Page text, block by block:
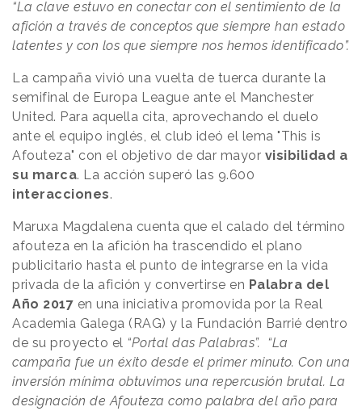
“La clave estuvo en conectar con el sentimiento de la
afición a través de conceptos que siempre han estado
latentes y con los que siempre nos hemos identificado”.
La campaña vivió una vuelta de tuerca durante la
semifinal de Europa League ante el Manchester
United. Para aquella cita, aprovechando el duelo
ante el equipo inglés, el club ideó el lema "This is
Afouteza" con el objetivo de dar mayor visibilidad a
su marca. La acción superó las 9.600
interacciones.
Maruxa Magdalena cuenta que el calado del término
afouteza en la afición ha trascendido el plano
publicitario hasta el punto de integrarse en la vida
privada de la afición y convertirse en Palabra del
Año 2017 en una iniciativa promovida por la Real
Academia Galega (RAG) y la Fundación Barrié dentro
de su proyecto el “Portal das Palabras”. “La
campaña fue un éxito desde el primer minuto. Con una
inversión mínima obtuvimos una repercusión brutal. La
designación de Afouteza como palabra del año para